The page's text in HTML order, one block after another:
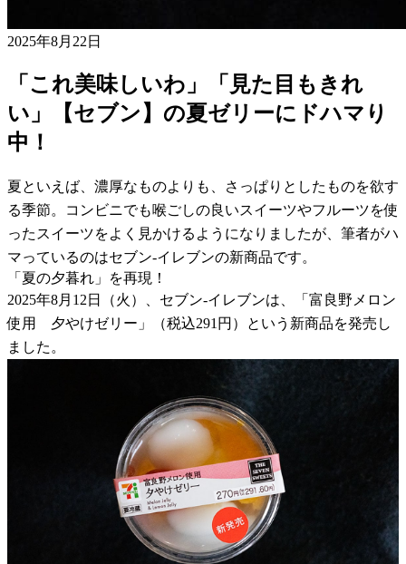
2025年8月22日
「これ美味しいわ」「見た目もきれ
い」【セブン】の夏ゼリーにドハマり
中！
夏といえば、濃厚なものよりも、さっぱりとしたものを欲す
る季節。コンビニでも喉ごしの良いスイーツやフルーツを使
ったスイーツをよく見かけるようになりましたが、筆者がハ
マっているのはセブン-イレブンの新商品です。
「夏の夕暮れ」を再現！
2025年8月12日（火）、セブン-イレブンは、「富良野メロン
使用 夕やけゼリー」（税込291円）という新商品を発売し
ました。